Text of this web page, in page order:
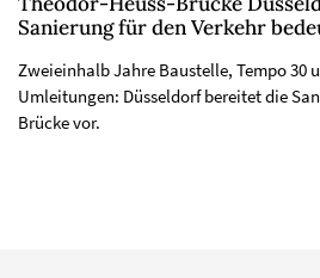
Sanierung für den Verkehr
Zweieinhalb Jahre Baustelle, Tempo 30
Umleitungen: Düsseldorf bereitet die
Brücke vor.